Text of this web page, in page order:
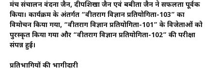
मंच संचालन वंदना जैन, दीपशिखा जैन एवं बबीता जैन ने सफलता पूर्वक
किया। कार्यक्रम के अंतर्गत “वीतराग विज्ञान प्रतियोगिता-103” का
विमोचन किया गया, “वीतराग विज्ञान प्रतियोगिता-101” के विजेताओं को
पुरस्कृत किया गया और “वीतराग विज्ञान प्रतियोगिता-102” की परीक्षा
संपन्न हुई।
प्रतिभागियों की भागीदारी